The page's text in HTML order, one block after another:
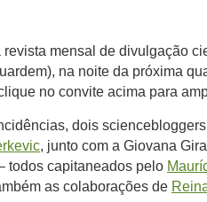
mensal de divulgação
na noite da próxima
no convite acima para
dois
, junto com a Giovana
todos capitaneados pelo
as colaborações de